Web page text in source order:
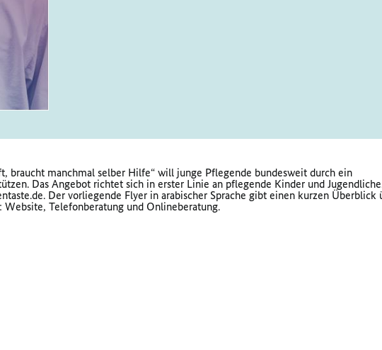
braucht manchmal selber Hilfe“ will junge Pflegende bundesweit durch ein
Das Angebot richtet sich in erster Linie an pflegende Kinder und
Der vorliegende Flyer in arabischer Sprache gibt einen kurzen Überblick
Telefonberatung und Onlineberatung.